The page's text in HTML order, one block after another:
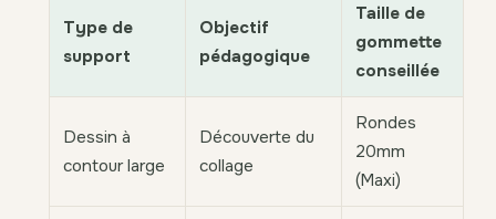
Type de
support
Objectif
pédagogique
Taille de
gommette
conseillée
Dessin à
contour large
Découverte du
collage
Rondes
20mm
(Maxi)